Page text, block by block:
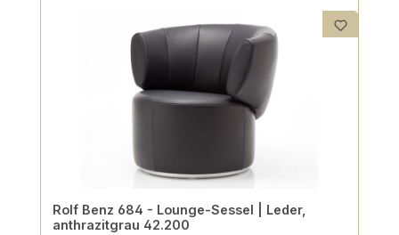
Rolf Benz 684 - Lounge-Sessel | Leder,
anthrazitgrau 42.200